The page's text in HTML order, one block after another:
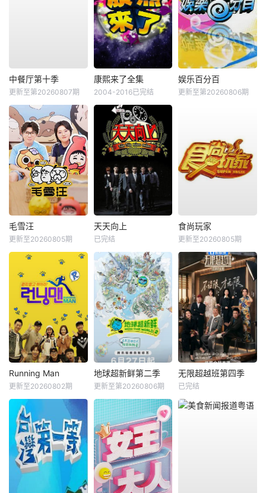
中餐厅第十季
更新至第20260807期
康熙来了全集
2004-2016已完结
娱乐百分百
更新至第20260806期
毛雪汪
更新至20260805期
天天向上
已完结
食尚玩家
更新至20260805期
Running Man
更新至20260802期
地球超新鲜第二季
更新至第20260806期
无限超越班第四季
已完结